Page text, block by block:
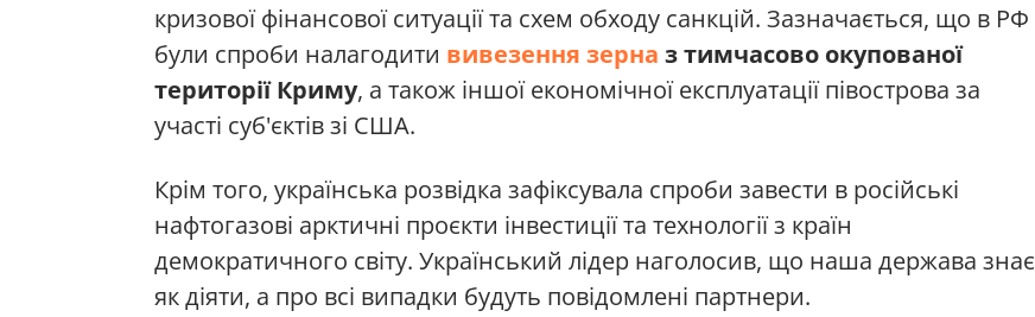
кризової фінансової ситуації та схем обходу санкцій. Зазначається, що в РФ
були спроби налагодити вивезення зерна з тимчасово окупованої
території Криму, а також іншої економічної експлуатації півострова за
участі суб'єктів зі США.
Крім того, українська розвідка зафіксувала спроби завести в російські
нафтогазові арктичні проєкти інвестиції та технології з країн
демократичного світу. Український лідер наголосив, що наша держава знає
як діяти, а про всі випадки будуть повідомлені партнери.